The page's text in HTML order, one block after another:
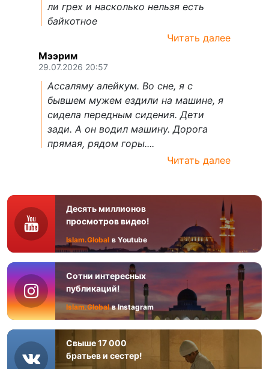
ли грех и насколько нельзя есть
байкотное
Читать далее
Мээрим
29.07.2026 20:57
Ассаляму алейкум. Во сне, я с
бывшем мужем ездили на машине, я
сидела передным сидения. Дети
зади. А он водил машину. Дорога
прямая, рядом горы....
Читать далее
Десять миллионов
просмотров видео!
Islam.Global в Youtube
Сотни интересных
публикаций!
Islam.Global в Instagram
Свыше 17 000
братьев и сестер!